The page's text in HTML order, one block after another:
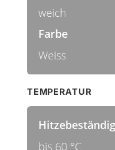
weich
Farbe
Weiss
TEMPERATUR
bis 60 °C